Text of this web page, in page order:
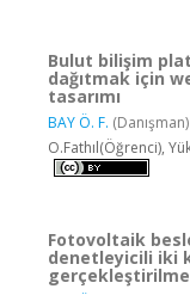
Bulut bilişim
dağıtmak için
tasarımı
BAY Ö. F. (Danışman)
O.Fathıl(Öğrenci),
Fotovoltaik
denetleyicili iki